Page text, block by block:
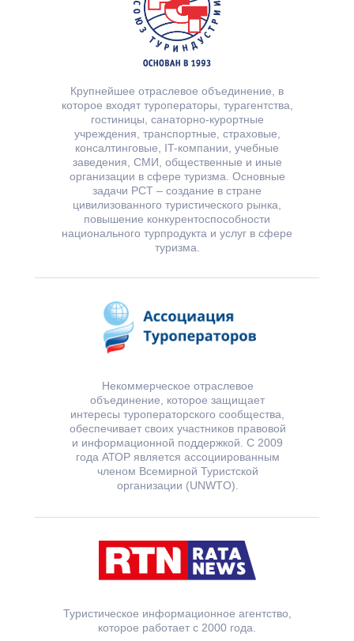
Некоммерческое отраслевое
объединение, которое защищает
интересы туроператорского сообщества,
обеспечивает своих участников правовой
и информационной поддержкой. С 2009
года АТОР является ассоциированным
членом Всемирной Туристской
организации (UNWTO).
Туристическое информационное агентство,
которое работает с 2000 года.
Крупнейшее отраслевое объединение, в
которое входят туроператоры, турагентства,
гостиницы, санаторно-курортные
учреждения, транспортные, страховые,
консалтинговые, IT-компании, учебные
заведения, СМИ, общественные и иные
организации в сфере туризма. Основные
задачи РСТ – создание в стране
цивилизованного туристического рынка,
повышение конкурентоспособности
национального турпродукта и услуг в сфере
туризма.